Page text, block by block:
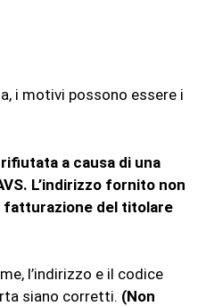
i motivi possono essere i
a causa di una
L’indirizzo fornito non
fatturazione del titolare
l’indirizzo e il codice
siano corretti. (Non